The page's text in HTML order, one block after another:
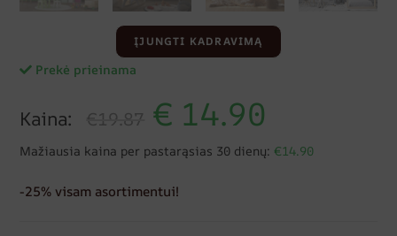
ĮJUNGTI KADRAVIMĄ
Prekė prieinama
Kaina: €19.87 € 14.90
Mažiausia kaina per pastarąsias 30 dienų: €14.90
-25% visam asortimentui!